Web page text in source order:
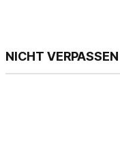
NICHT VERPASSEN